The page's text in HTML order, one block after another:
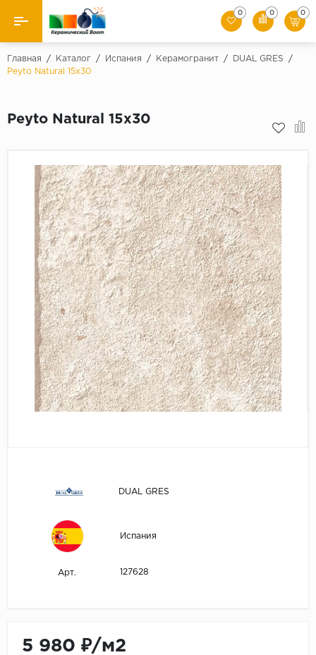
Назад
Керамическая плитка
Мозаики
Искусственный камень
Клинкер
0 0 0
Главная / Каталог / Испания / Керамогранит / DUAL GRES
/
Peyto Natural 15x30
Peyto Natural 15x30
DUAL GRES
Испания
Арт. 127628
5 980 ₽/м2